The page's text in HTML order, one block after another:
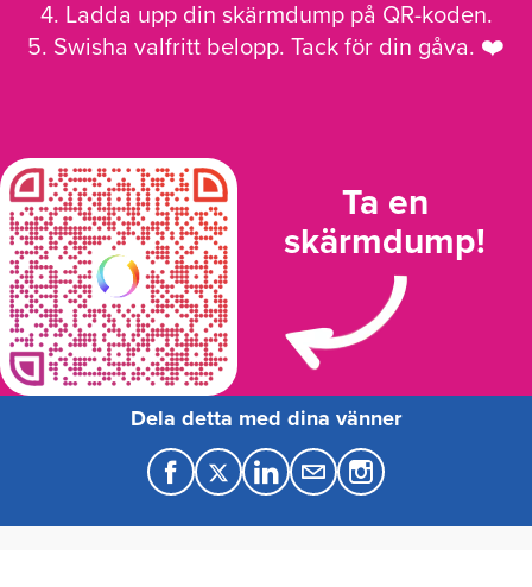
4. Ladda upp din skärmdump på QR-koden.
5. Swisha valfritt belopp. Tack för din gåva. ❤️
Ta en
skärmdump!
Dela detta med dina vänner
F
a
T
w
L
i
M
a